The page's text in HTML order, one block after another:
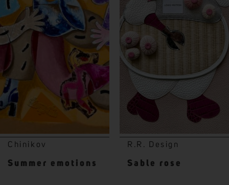
Chinikov
Summer emotions
R.R. Design
Sable rose